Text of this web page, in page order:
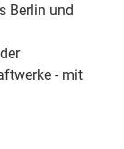
Berlin und
- mit